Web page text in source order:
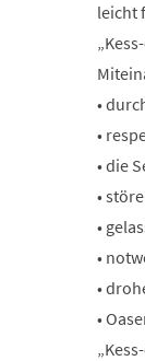
leicht
•
•
• die
•
•
•
•
•